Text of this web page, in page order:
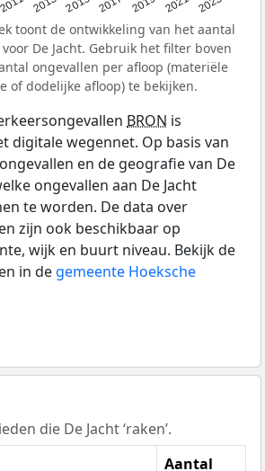
toont de ontwikkeling van het aantal
De Jacht. Gebruik het filter boven
ongevallen per afloop (materiële
of dodelijke afloop) te bekijken.
BRON is
digitale wegennet. Op basis van
en de geografie van De
ongevallen aan De Jacht
te worden. De data over
zijn ook beschikbaar op
wijk en buurt niveau. Bekijk de
in de gemeente Hoeksche
die De Jacht ‘raken’.
Aantal